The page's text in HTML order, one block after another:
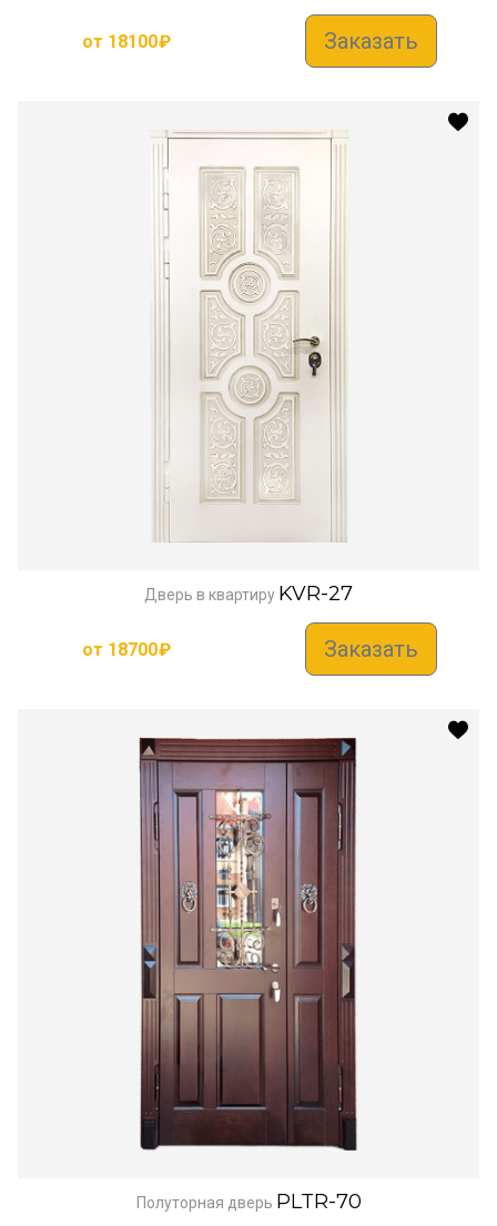
от 18100₽ Заказать
Дверь в квартиру KVR-27
от 18700₽ Заказать
Полуторная дверь PLTR-70